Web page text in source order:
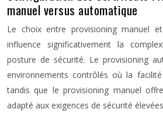
manuel versus automatique
Le choix entre provisioning manuel
influence significativement la
posture de sécurité. Le provisioning
environnements contrôlés où la
tandis que le provisioning manuel
adapté aux exigences de sécurité